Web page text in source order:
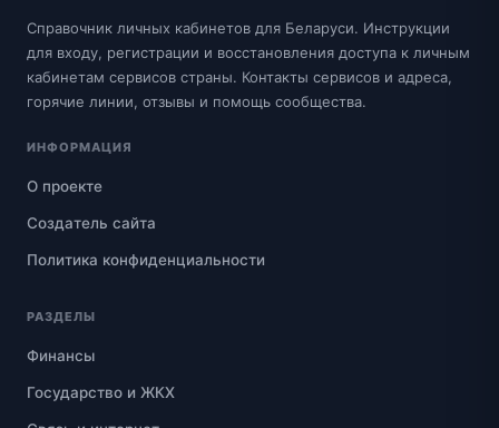
Справочник личных кабинетов для Беларуси. Инструкции
для входу, регистрации и восстановления доступа к личным
кабинетам сервисов страны. Контакты сервисов и адреса,
горячие линии, отзывы и помощь сообщества.
ИНФОРМАЦИЯ
О проекте
Создатель сайта
Политика конфиденциальности
РАЗДЕЛЫ
Финансы
Государство и ЖКХ